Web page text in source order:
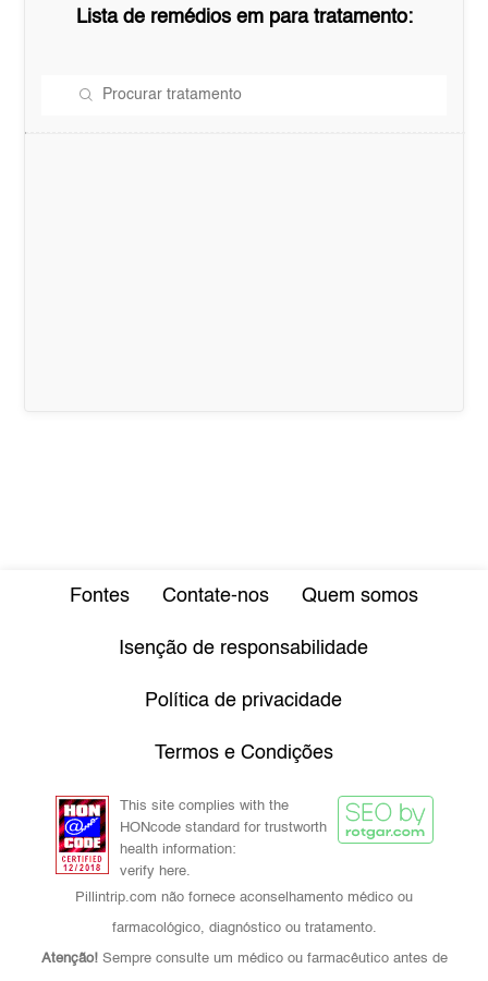
Lista de remédios em para tratamento:
Fontes Contate-nos Quem somos
Isenção de responsabilidade
Política de privacidade
Termos e Condições
This site complies with the
HONcode standard for trustworth
health information:
verify here.
Pillintrip.com não fornece aconselhamento médico ou
farmacológico, diagnóstico ou tratamento.
Atenção! Sempre consulte um médico ou farmacêutico antes de